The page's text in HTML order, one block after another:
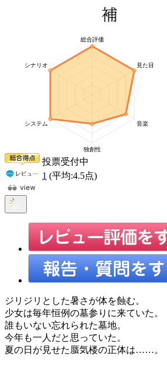
投票受付中
1 (平均:4.5点)
ジリジリとした暑さが体を蝕む。
少女は毎年恒例の墓参りに来ていた。
誰もいない忘れられた墓地。
今年も一人だと思っていた。
夏の日が見せた蜃気楼の正体は……。